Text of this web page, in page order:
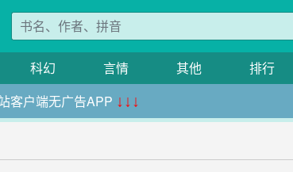
科幻 言情 其他 排行
客户端无广告APP ↓↓↓